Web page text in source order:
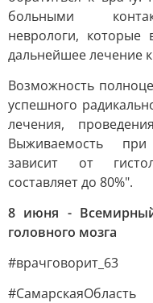
больными
неврологи,
дальнейшее лечение
Возможность
успешного
лечения,
Выживаемость при
зависит от
составляет до 80%".
8 июня -
головного мозга
#врачговорит_63
#СамарскаяОбласть